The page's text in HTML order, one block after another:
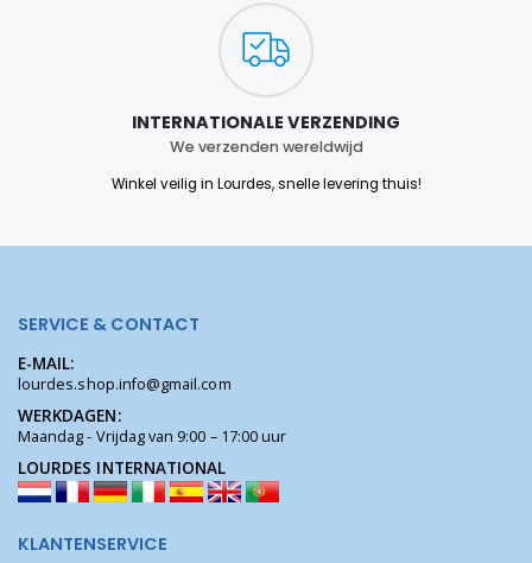
INTERNATIONALE VERZENDING
We verzenden wereldwijd
Winkel veilig in Lourdes, snelle levering thuis!
SERVICE & CONTACT
E-MAIL:
lourdes.shop.info@gmail.com
WERKDAGEN:
Maandag - Vrijdag van 9:00 – 17:00 uur
LOURDES INTERNATIONAL
KLANTENSERVICE